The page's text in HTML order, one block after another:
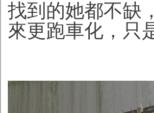
找到的她都不缺
來更跑車化，只